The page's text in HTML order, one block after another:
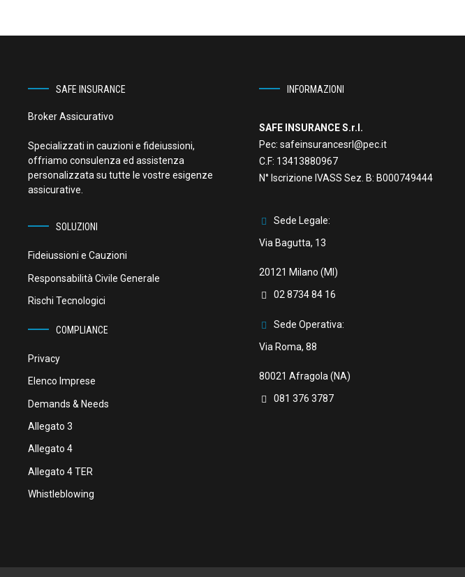
SAFE INSURANCE
Broker Assicurativo
Specializzati in cauzioni e fideiussioni,
offriamo consulenza ed assistenza
personalizzata su tutte le vostre esigenze
assicurative.
SOLUZIONI
Fideiussioni e Cauzioni
Responsabilità Civile Generale
Rischi Tecnologici
COMPLIANCE
Privacy
Elenco Imprese
Demands & Needs
Allegato 3
Allegato 4
Allegato 4 TER
Whistleblowing
INFORMAZIONI
SAFE INSURANCE S.r.l.
Pec: safeinsurancesrl@pec.it
C.F: 13413880967
N° Iscrizione IVASS Sez. B: B000749444
Sede Legale:
Via Bagutta, 13
20121 Milano (MI)
02 8734 84 16
Sede Operativa:
Via Roma, 88
80021 Afragola (NA)
081 376 3787